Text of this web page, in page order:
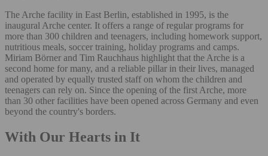
The Arche facility in East Berlin, established in 1995, is the
inaugural Arche center. It offers a range of regular programs for
more than 300 children and teenagers, including homework support,
nutritious meals, soccer training, holiday programs and camps.
Miriam Börner and Tim Rauchhaus highlight that the Arche is a
second home for many, and a reliable pillar in their lives, managed
and operated by equally trusted staff on whom the children and
teenagers can rely on. Since the opening of the first Arche, more
than 30 other facilities have been opened across Germany and even
beyond the country's borders.
With Our Hearts in It